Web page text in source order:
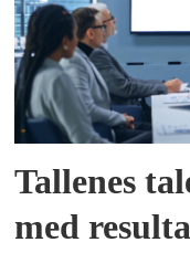
Tallenes
med